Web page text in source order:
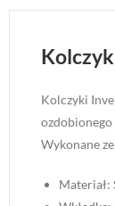
Kolczyki
Wykonane
Materiał: